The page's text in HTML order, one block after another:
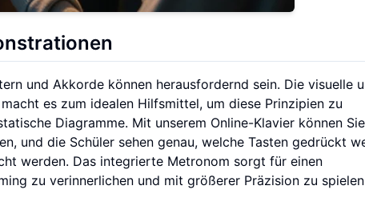
und Akkorde können herausfordernd sein. Die visuelle
macht es zum idealen Hilfsmittel, um diese Prinzipien zu
Diagramme. Mit unserem Online-Klavier können
und die Schüler sehen genau, welche Tasten gedrückt
werden. Das integrierte Metronom sorgt für einen
zu verinnerlichen und mit größerer Präzision zu